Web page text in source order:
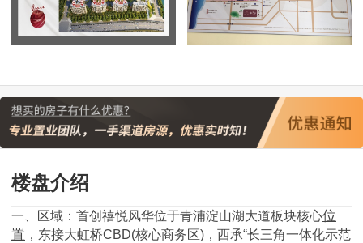
楼盘介绍
一、区域：首创禧悦风华位于青浦淀山湖大道板块核心位
置 ，东接大虹桥CBD(核心商务区)，西承“长三角一体化示范